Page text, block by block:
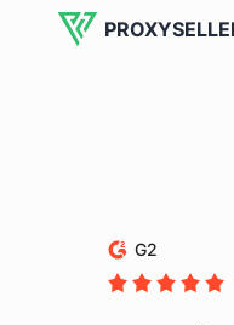
G2